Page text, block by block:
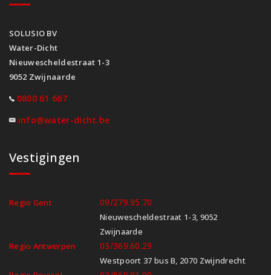
SOLUSIO BV
Water-Dicht
Nieuwescheldestraat 1-3
9052 Zwijnaarde
0800 61 667
info@water-dicht.be
Vestigingen
Regio Gent 09/279.95.70
Nieuwescheldestraat 1-3, 9052
Zwijnaarde
Regio Antwerpen
03/369.60.29
Westpoort 37 bus B, 2070 Zwijndrecht